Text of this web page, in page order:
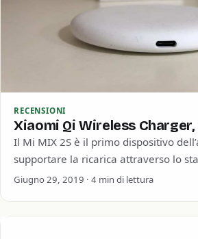
RECENSIONI
Xiaomi Qi Wireless
Il Mi MIX 2S è il primo dispositivo
supportare la ricarica attraverso lo
Questo tipo di standard…
Giugno 29, 2019 · 4 min di lettura